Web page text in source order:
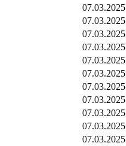
07.03.2025
07.03.2025
07.03.2025
07.03.2025
07.03.2025
07.03.2025
07.03.2025
07.03.2025
07.03.2025
07.03.2025
07.03.2025